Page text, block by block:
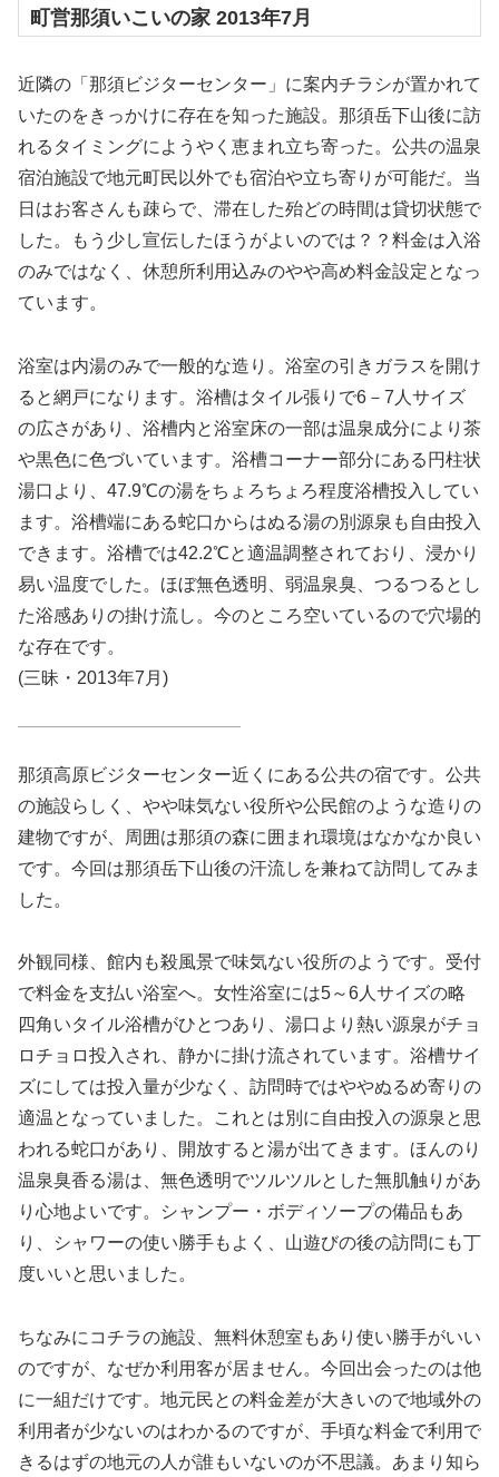
町営那須いこいの家 2013年7月
近隣の「那須ビジターセンター」に案内チラシが置かれて
いたのをきっかけに存在を知った施設。那須岳下山後に訪
れるタイミングにようやく恵まれ立ち寄った。公共の温泉
宿泊施設で地元町民以外でも宿泊や立ち寄りが可能だ。当
日はお客さんも疎らで、滞在した殆どの時間は貸切状態で
した。もう少し宣伝したほうがよいのでは？？料金は入浴
のみではなく、休憩所利用込みのやや高め料金設定となっ
ています。
浴室は内湯のみで一般的な造り。浴室の引きガラスを開け
ると網戸になります。浴槽はタイル張りで6－7人サイズ
の広さがあり、浴槽内と浴室床の一部は温泉成分により茶
や黒色に色づいています。浴槽コーナー部分にある円柱状
湯口より、47.9℃の湯をちょろちょろ程度浴槽投入してい
ます。浴槽端にある蛇口からはぬる湯の別源泉も自由投入
できます。浴槽では42.2℃と適温調整されており、浸かり
易い温度でした。ほぼ無色透明、弱温泉臭、つるつるとし
た浴感ありの掛け流し。今のところ空いているので穴場的
な存在です。
(三昧・2013年7月)
那須高原ビジターセンター近くにある公共の宿です。公共
の施設らしく、やや味気ない役所や公民館のような造りの
建物ですが、周囲は那須の森に囲まれ環境はなかなか良い
です。今回は那須岳下山後の汗流しを兼ねて訪問してみま
した。
外観同様、館内も殺風景で味気ない役所のようです。受付
で料金を支払い浴室へ。女性浴室には5～6人サイズの略
四角いタイル浴槽がひとつあり、湯口より熱い源泉がチョ
ロチョロ投入され、静かに掛け流されています。浴槽サイ
ズにしては投入量が少なく、訪問時ではややぬるめ寄りの
適温となっていました。これとは別に自由投入の源泉と思
われる蛇口があり、開放すると湯が出てきます。ほんのり
温泉臭香る湯は、無色透明でツルツルとした無肌触りがあ
り心地よいです。シャンプー・ボディソープの備品もあ
り、シャワーの使い勝手もよく、山遊びの後の訪問にも丁
度いいと思いました。
ちなみにコチラの施設、無料休憩室もあり使い勝手がいい
のですが、なぜか利用客が居ません。今回出会ったのは他
に一組だけです。地元民との料金差が大きいので地域外の
利用者が少ないのはわかるのですが、手頃な料金で利用で
きるはずの地元の人が誰もいないのが不思議。あまり知ら